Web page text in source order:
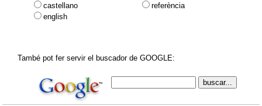
castellano
english
referència
També pot fer servir el buscador de GOOGLE: